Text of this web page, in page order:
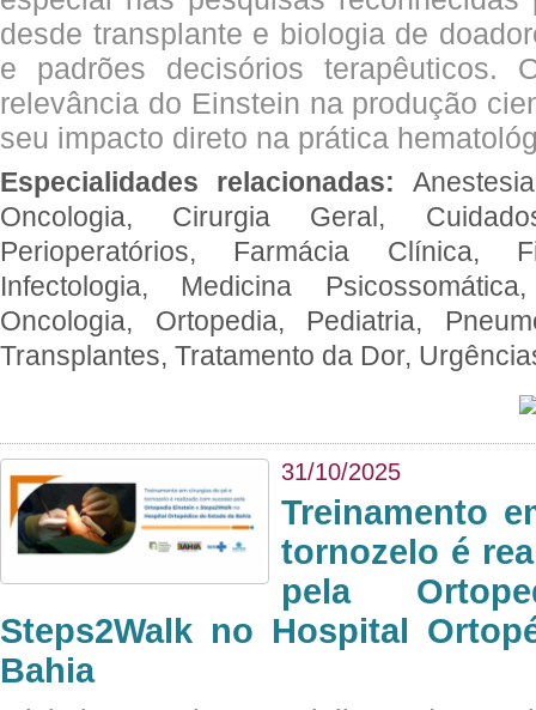
desde transplante e biologia de
e padrões decisórios terapêuticos.
relevância do Einstein na produção
seu impacto direto na prática
Especialidades relacionadas:
Oncologia, Cirurgia Geral,
Perioperatórios, Farmácia Clínica,
Infectologia, Medicina
Oncologia, Ortopedia, Pediatria,
Transplantes, Tratamento da Dor,
31/10/2025
Treinamento
tornozelo é
pela
Steps2Walk no Hospital
Bahia